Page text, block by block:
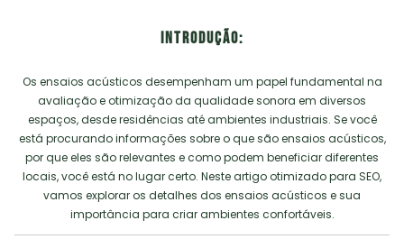
Introdução:
Os ensaios acústicos desempenham um papel fundamental na
avaliação e otimização da qualidade sonora em diversos
espaços, desde residências até ambientes industriais. Se você
está procurando informações sobre o que são ensaios acústicos,
por que eles são relevantes e como podem beneficiar diferentes
locais, você está no lugar certo. Neste artigo otimizado para SEO,
vamos explorar os detalhes dos ensaios acústicos e sua
importância para criar ambientes confortáveis.